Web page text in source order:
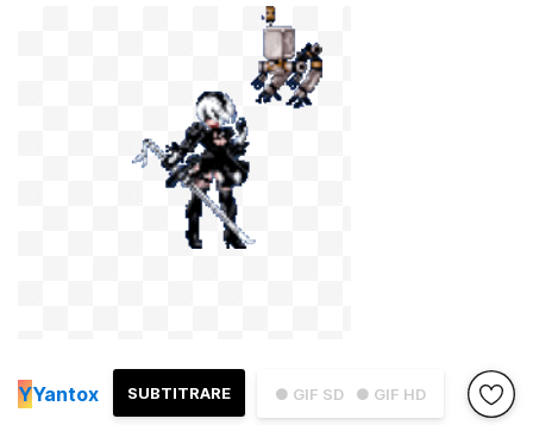
● GIF SD ● GIF HD
SUBTITRARE
YYantox